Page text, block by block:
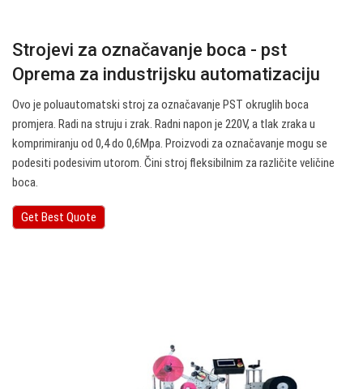
Strojevi za označavanje boca - pst
Oprema za industrijsku automatizaciju
Ovo je poluautomatski stroj za označavanje PST okruglih boca
promjera. Radi na struju i zrak. Radni napon je 220V, a tlak zraka u
komprimiranju od 0,4 do 0,6Mpa. Proizvodi za označavanje mogu se
podesiti podesivim utorom. Čini stroj fleksibilnim za različite veličine
boca.
Get Best Quote